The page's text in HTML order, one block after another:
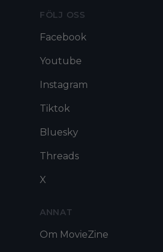
FÖLJ OSS
Facebook
Youtube
Instagram
Tiktok
Bluesky
Threads
X
ANNAT
Om MovieZine